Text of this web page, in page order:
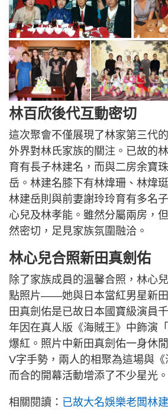
林百欣後代互動密切
這次聚會不僅展現了林家第三代
外界對林氏家族的關注。已故的
育有長子林建名，而與二房余寶
岳。林建名膝下有林煒珊、林煒
林建岳則與前妻謝玲玲育有多名
心兒及林孝能。雖然分屬兩房，
然密切，足見家族氛圍融洽。
林心兒合照新田真劍佑
除了家族成員的溫馨合照，林心
點照片——她與日本當紅男星新
田真劍佑是已故日本國寶級演員
年因在真人版《海賊王》中飾演
爆紅。照片中新田真劍佑一身休
V字手勢，兩人的相聚為這場與
而合的開幕活動增添了不少星光。
相關閱讀： 已故大名娛樂老闆林